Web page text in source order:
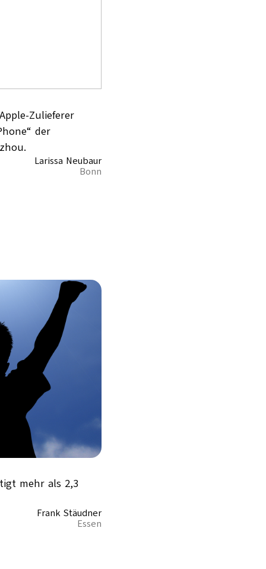
Zulieferer
der
Larissa Neubaur
Bonn
mehr als 2,3
Frank Stäudner
Essen